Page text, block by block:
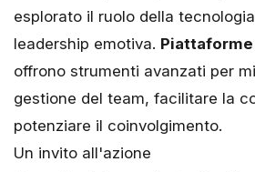
esplorato il ruolo della
leadership emotiva.
offrono strumenti avanzati per
gestione del team, facilitare la
potenziare il coinvolgimento​.
Un invito all'azione